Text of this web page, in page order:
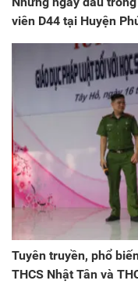
viên D44 tại Huyện
Tuyên truyền, phổ
THCS Nhật Tân và